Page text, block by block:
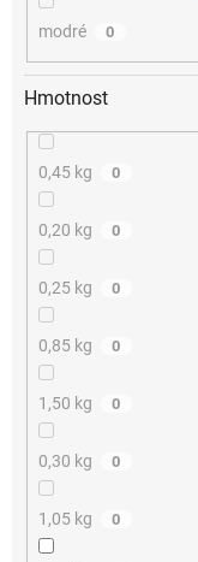
modré 0
Hmotnost
0,45 kg 0
0,20 kg 0
0,25 kg 0
0,85 kg 0
1,50 kg 0
0,30 kg 0
1,05 kg 0